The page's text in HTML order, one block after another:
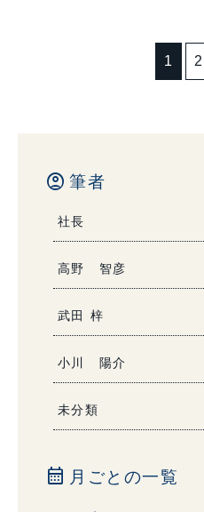
1 2
account_circle 筆者
社長
高野 智彦
武田 梓
小川 陽介
未分類
calendar_month 月ごとの一覧